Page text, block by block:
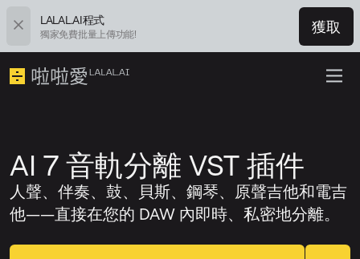
LALAL.AI程式
獨家免費批量上傳功能! 獲取
AI 7 音軌分離 VST 插件
人聲、伴奏、鼓、貝斯、鋼琴、原聲吉他和電吉
他——直接在您的 DAW 內即時、私密地分離。